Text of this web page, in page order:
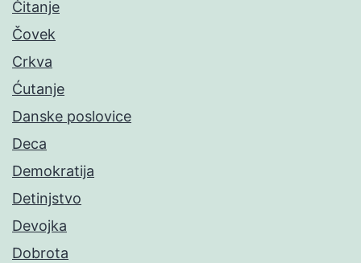
Čitanje
Čovek
Crkva
Ćutanje
Danske poslovice
Deca
Demokratija
Detinjstvo
Devojka
Dobrota